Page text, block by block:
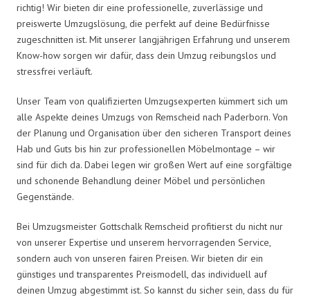
richtig! Wir bieten dir eine professionelle, zuverlässige und
preiswerte Umzugslösung, die perfekt auf deine Bedürfnisse
zugeschnitten ist. Mit unserer langjährigen Erfahrung und unserem
Know-how sorgen wir dafür, dass dein Umzug reibungslos und
stressfrei verläuft.
Unser Team von qualifizierten Umzugsexperten kümmert sich um
alle Aspekte deines Umzugs von Remscheid nach Paderborn. Von
der Planung und Organisation über den sicheren Transport deines
Hab und Guts bis hin zur professionellen Möbelmontage – wir
sind für dich da. Dabei legen wir großen Wert auf eine sorgfältige
und schonende Behandlung deiner Möbel und persönlichen
Gegenstände.
Bei Umzugsmeister Gottschalk Remscheid profitierst du nicht nur
von unserer Expertise und unserem hervorragenden Service,
sondern auch von unseren fairen Preisen. Wir bieten dir ein
günstiges und transparentes Preismodell, das individuell auf
deinen Umzug abgestimmt ist. So kannst du sicher sein, dass du für